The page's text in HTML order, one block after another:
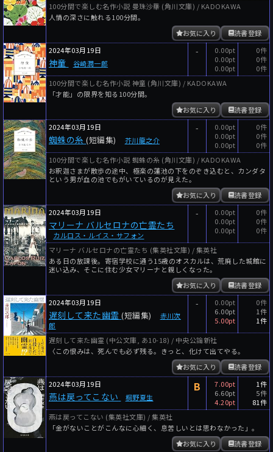
100分間で楽しむ名作小説 曼珠沙華 (角川文庫) / KADOKAWA
人情の深さに触れる100分間。
読書登録
お気に入り
2024年03月19日
神童 谷崎潤一郎
-
0.00pt
0.00pt
0.00pt
0件
0件
0件
100分間で楽しむ名作小説 神童 (角川文庫) / KADOKAWA
「才能」の限界を知る100分間。
読書登録
お気に入り
2024年03月19日
蜘蛛の糸 (短編集) 芥川龍之介
-
0.00pt
0.00pt
0.00pt
0件
0件
0件
100分間で楽しむ名作小説 蜘蛛の糸 (角川文庫) / KADOKAWA
お釈迦さまが散歩の途中、極楽の蓮池の下をのぞき込むと、カンダタ
という男が血の池でもがいているのが見えた。
読書登録
お気に入り
2024年03月19日
マリーナ バルセロナの亡霊たち
カルロス・ルイス・サフォン
-
0.00pt
0.00pt
0.00pt
0件
0件
0件
マリーナ バルセロナの亡霊たち (集英社文庫) / 集英社
ある日の放課後。寄宿学校に通う15歳のオスカルは、荒廃した城館に
迷い込み、そこに住む少女マリーナと親しくなった。
読書登録
お気に入り
2024年03月19日
遅刻して来た幽霊 (短編集)
赤川次
郎
-
0.00pt
6.00pt
5.00pt
0件
1件
1件
遅刻して来た幽霊 (中公文庫, あ10-18) / 中央公論新社
〈この恨みは、死んでも必ず残る。きっと、化けて出てやる。
読書登録
お気に入り
2024年03月19日
燕は戻ってこない 桐野夏生
B
7.00pt
6.60pt
4.20pt
1件
5件
81件
燕は戻ってこない (集英社文庫) / 集英社
「金がないことがこんなに心細く、息苦しいとは思わなかった」。
読書登録
お気に入り